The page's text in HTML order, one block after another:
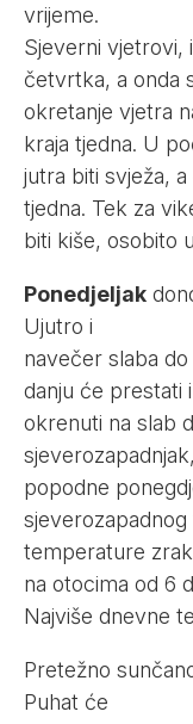
vrijeme.
Sjeverni vjetrovi,
četvrtka, a onda
okretanje vjetra
kraja tjedna. U
jutra biti svježa,
tjedna. Tek za
biti kiše, osobito
Ponedjeljak
Ujutro i
navečer slaba
danju će prestati i
okrenuti na slab
popodne
temperature
na otocima od 6
Najviše dnevne
Pretežno
Puhat će